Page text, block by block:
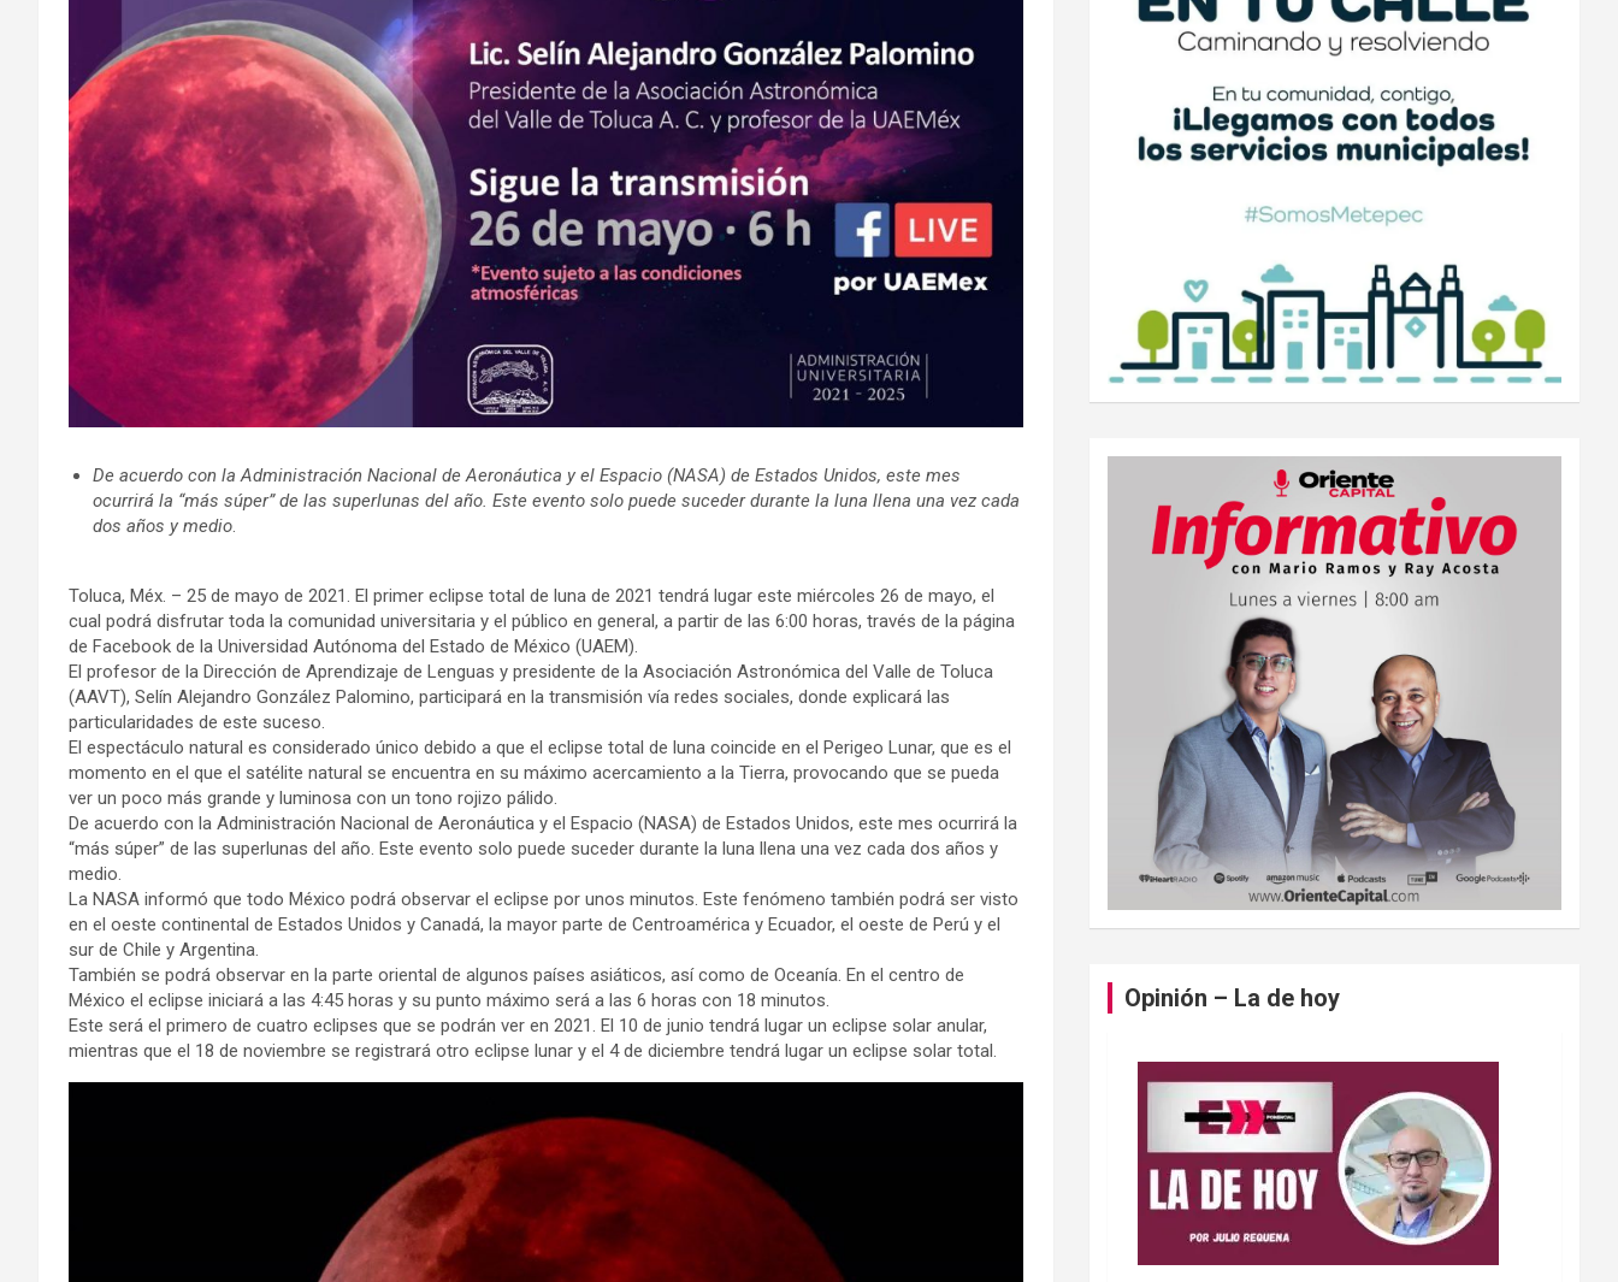
De acuerdo con la Administración Nacional de Aeronáutica y el Espacio (NASA) de Estados Unidos, este mes
ocurrirá la “más súper” de las superlunas del año. Este evento solo puede suceder durante la luna llena una vez cada
dos años y medio.
Toluca, Méx. – 25 de mayo de 2021. El primer eclipse total de luna de 2021 tendrá lugar este miércoles 26 de mayo, el
cual podrá disfrutar toda la comunidad universitaria y el público en general, a partir de las 6:00 horas, través de la página
de Facebook de la Universidad Autónoma del Estado de México (UAEM).
El profesor de la Dirección de Aprendizaje de Lenguas y presidente de la Asociación Astronómica del Valle de Toluca
(AAVT), Selín Alejandro González Palomino, participará en la transmisión vía redes sociales, donde explicará las
particularidades de este suceso.
El espectáculo natural es considerado único debido a que el eclipse total de luna coincide en el Perigeo Lunar, que es el
momento en el que el satélite natural se encuentra en su máximo acercamiento a la Tierra, provocando que se pueda
ver un poco más grande y luminosa con un tono rojizo pálido.
De acuerdo con la Administración Nacional de Aeronáutica y el Espacio (NASA) de Estados Unidos, este mes ocurrirá la
“más súper” de las superlunas del año. Este evento solo puede suceder durante la luna llena una vez cada dos años y
medio.
La NASA informó que todo México podrá observar el eclipse por unos minutos. Este fenómeno también podrá ser visto
en el oeste continental de Estados Unidos y Canadá, la mayor parte de Centroamérica y Ecuador, el oeste de Perú y el
sur de Chile y Argentina.
También se podrá observar en la parte oriental de algunos países asiáticos, así como de Oceanía. En el centro de
México el eclipse iniciará a las 4:45 horas y su punto máximo será a las 6 horas con 18 minutos.
Este será el primero de cuatro eclipses que se podrán ver en 2021. El 10 de junio tendrá lugar un eclipse solar anular,
mientras que el 18 de noviembre se registrará otro eclipse lunar y el 4 de diciembre tendrá lugar un eclipse solar total.
Opinión – La de hoy